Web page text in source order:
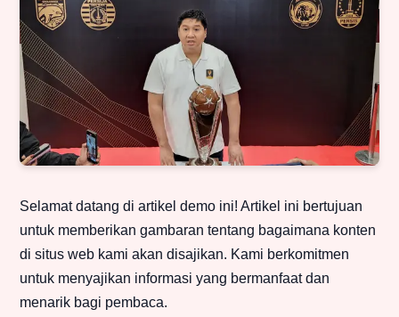
Selamat datang di artikel demo ini! Artikel ini bertujuan
untuk memberikan gambaran tentang bagaimana konten
di situs web kami akan disajikan. Kami berkomitmen
untuk menyajikan informasi yang bermanfaat dan
menarik bagi pembaca.